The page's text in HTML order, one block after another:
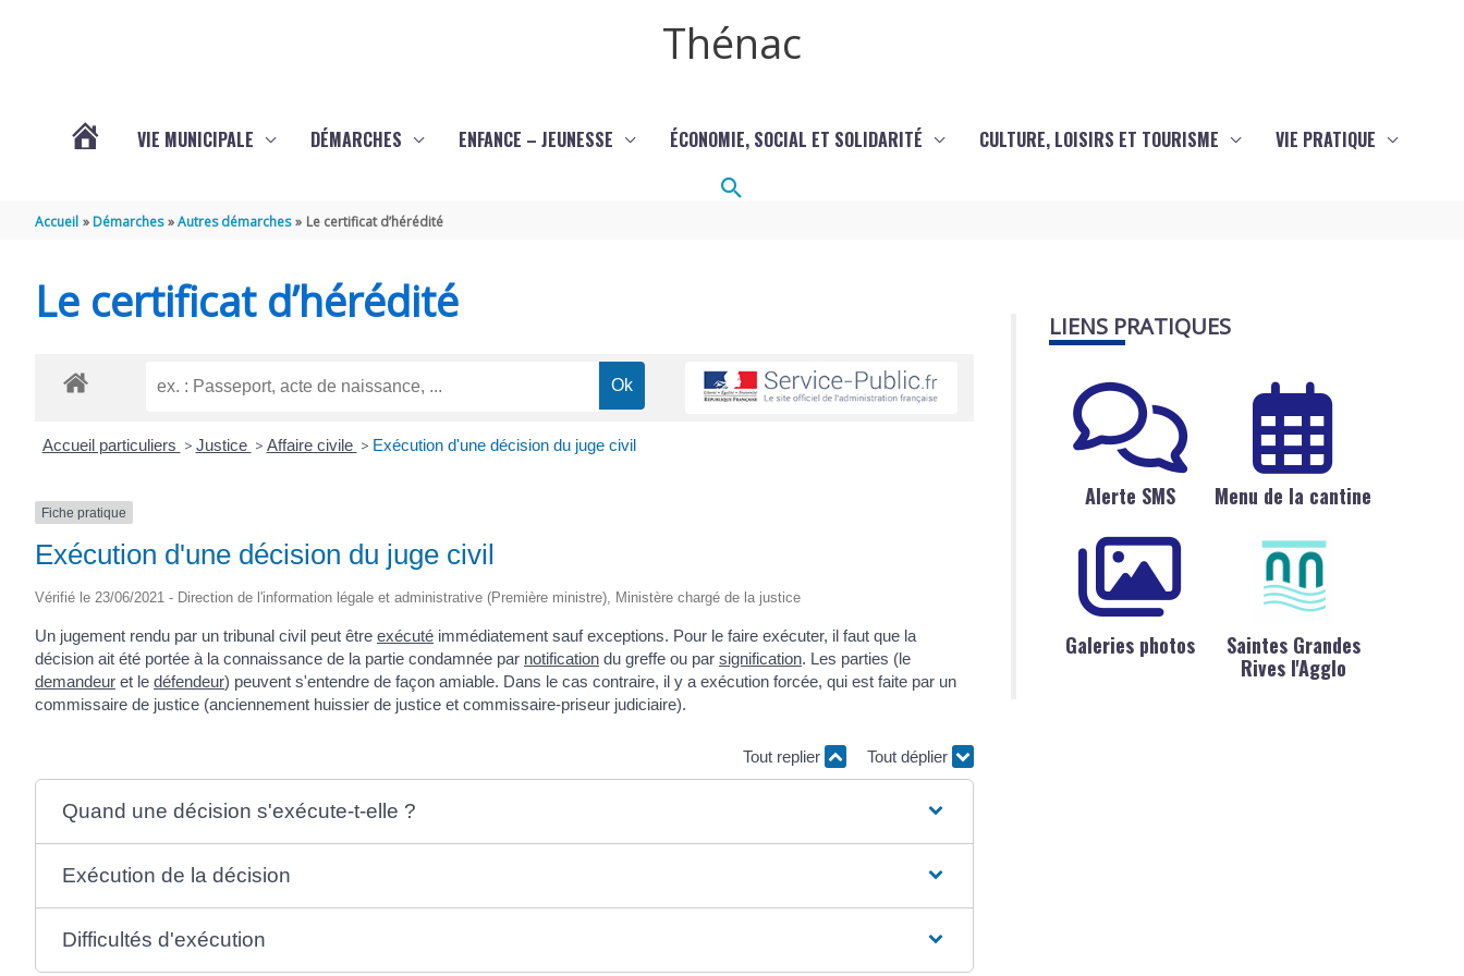
Thénac
THÉNAC
VIE MUNICIPALE DÉMARCHES ENFANCE – JEUNESSE ÉCONOMIE, SOCIAL ET SOLIDARITÉ CULTURE, LOISIRS ET TOURISME VIE PRATIQUE
Rechercher
Accueil Démarches Autres démarches Le certificat d’hérédité
Le certificat d’hérédité
Accueil particuliers > Justice > Affaire civile > Exécution d'une décision du juge civil
Fiche pratique
Exécution d'une décision du juge civil
Vérifié le 23/06/2021 - Direction de l'information légale et administrative (Première ministre), Ministère chargé de la justice
Un jugement rendu par un tribunal civil peut être exécuté immédiatement sauf exceptions. Pour le faire exécuter, il faut que la
décision ait été portée à la connaissance de la partie condamnée par notification du greffe ou par signification. Les parties (le
demandeur et le défendeur) peuvent s'entendre de façon amiable. Dans le cas contraire, il y a exécution forcée, qui est faite par un
commissaire de justice (anciennement huissier de justice et commissaire-priseur judiciaire).
Tout replier Tout déplier
Quand une décision s'exécute-t-elle ?
Exécution de la décision
Difficultés d'exécution
LIENS PRATIQUES
Alerte SMS Menu de la cantine
Galeries photos
Saintes Grandes
Rives l'Agglo